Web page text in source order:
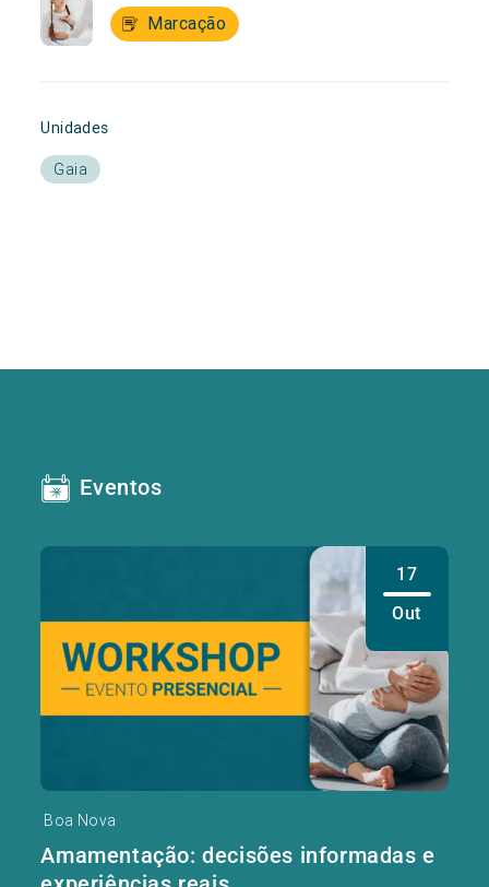
Marcação
Unidades
Gaia
Eventos
17
Out
Boa Nova
Amamentação: decisões informadas e